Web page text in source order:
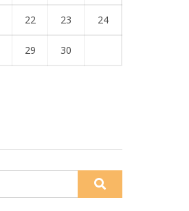
22 23 24
29 30